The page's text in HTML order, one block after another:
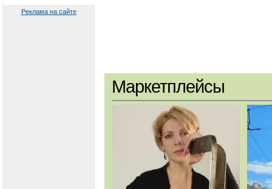
Реклама на сайте
Маркетплейсы